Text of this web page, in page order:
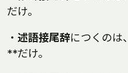
だけ。
・ 述語接尾辞につくのは、
**だけ。